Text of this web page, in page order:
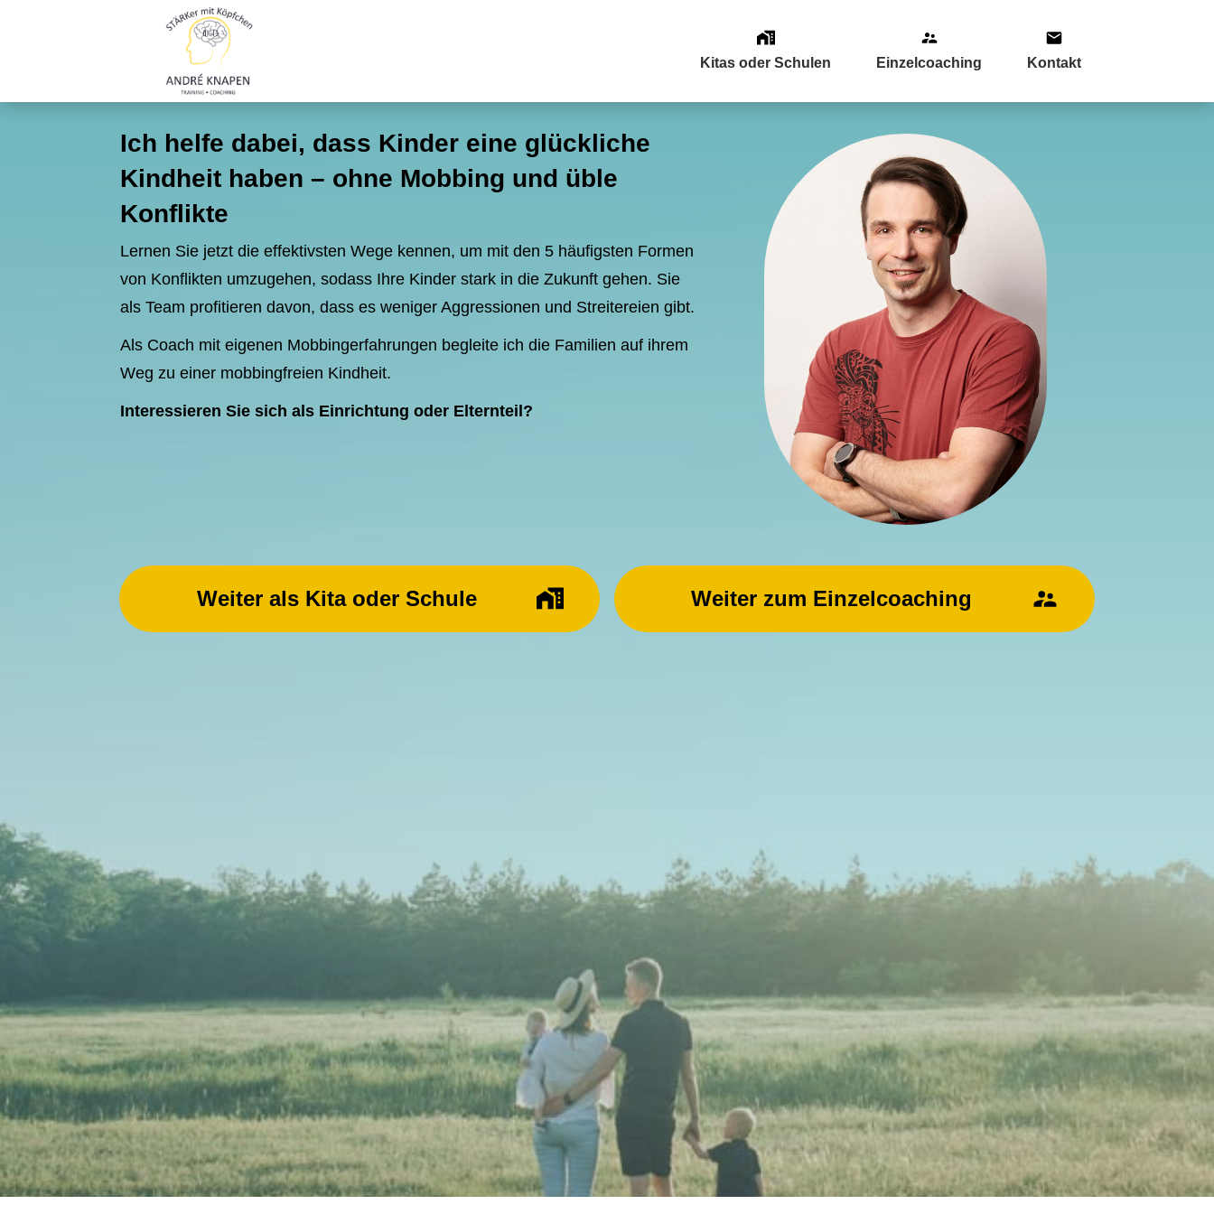
Kitas oder Schulen Einzelcoaching Kontakt
Ich helfe dabei, dass Kinder eine glückliche
Kindheit haben – ohne Mobbing und üble
Konflikte
Lernen Sie jetzt die effektivsten Wege kennen, um mit den 5 häufigsten Formen
von Konflikten umzugehen, sodass Ihre Kinder stark in die Zukunft gehen. Sie
als Team profitieren davon, dass es weniger Aggressionen und Streitereien gibt.
Als Coach mit eigenen Mobbingerfahrungen begleite ich die Familien auf ihrem
Weg zu einer mobbingfreien Kindheit.
Interessieren Sie sich als Einrichtung oder Elternteil?
Weiter als Kita oder Schule Weiter zum Einzelcoaching